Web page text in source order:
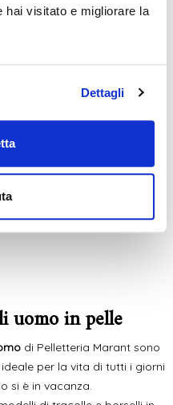
hai visitato e migliorare la
Dettagli
di
per la
uomo in pelle
di Pelletteria Marant sono
per la vita di tutti i giorni
si è in vacanza.